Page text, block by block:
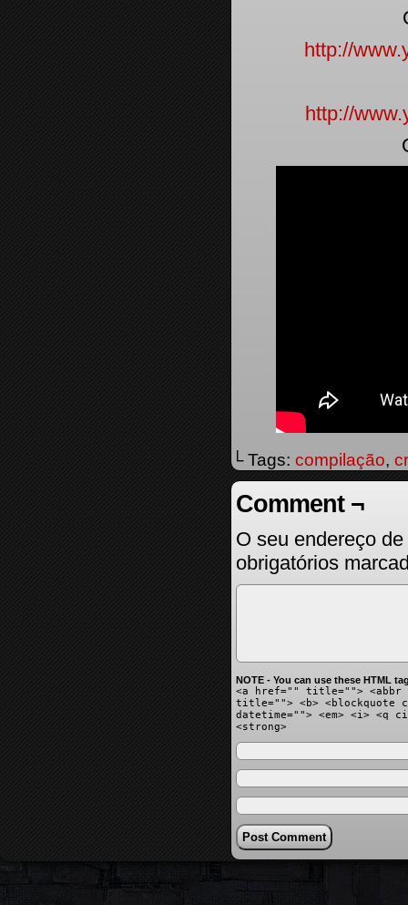
http://
http://
└ Tags: compilação,
Comment ¬
O seu endereço
obrigatórios
NOTE - You can use these HTML
<a href="" title=""> <abbr
title=""> <b> <blockquote
datetime=""> <em> <i> <q
<strong>